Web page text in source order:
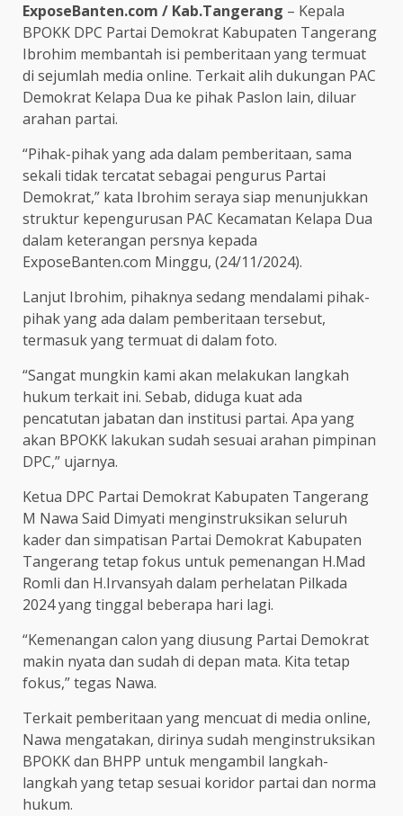
ExposeBanten.com / Kab.Tangerang – Kepala
BPOKK DPC Partai Demokrat Kabupaten Tangerang
Ibrohim membantah isi pemberitaan yang termuat
di sejumlah media online. Terkait alih dukungan PAC
Demokrat Kelapa Dua ke pihak Paslon lain, diluar
arahan partai.
“Pihak-pihak yang ada dalam pemberitaan, sama
sekali tidak tercatat sebagai pengurus Partai
Demokrat,” kata Ibrohim seraya siap menunjukkan
struktur kepengurusan PAC Kecamatan Kelapa Dua
dalam keterangan persnya kepada
ExposeBanten.com Minggu, (24/11/2024).
Lanjut Ibrohim, pihaknya sedang mendalami pihak-
pihak yang ada dalam pemberitaan tersebut,
termasuk yang termuat di dalam foto.
“Sangat mungkin kami akan melakukan langkah
hukum terkait ini. Sebab, diduga kuat ada
pencatutan jabatan dan institusi partai. Apa yang
akan BPOKK lakukan sudah sesuai arahan pimpinan
DPC,” ujarnya.
Ketua DPC Partai Demokrat Kabupaten Tangerang
M Nawa Said Dimyati menginstruksikan seluruh
kader dan simpatisan Partai Demokrat Kabupaten
Tangerang tetap fokus untuk pemenangan H.Mad
Romli dan H.Irvansyah dalam perhelatan Pilkada
2024 yang tinggal beberapa hari lagi.
“Kemenangan calon yang diusung Partai Demokrat
makin nyata dan sudah di depan mata. Kita tetap
fokus,” tegas Nawa.
Terkait pemberitaan yang mencuat di media online,
Nawa mengatakan, dirinya sudah menginstruksikan
BPOKK dan BHPP untuk mengambil langkah-
langkah yang tetap sesuai koridor partai dan norma
hukum.